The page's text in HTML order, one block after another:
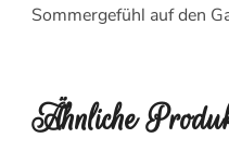
Sommergefühl auf den
Ähnliche